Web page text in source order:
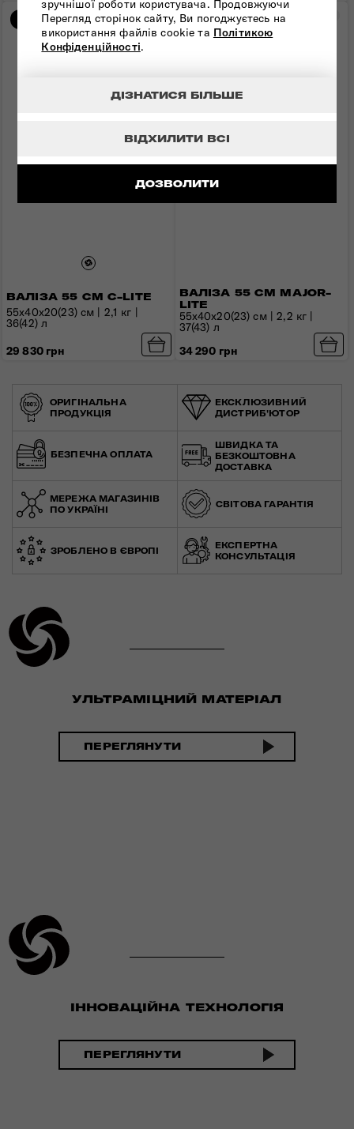
зручнішої роботи користувача. Продовжуючи
Перегляд сторінок сайту, Ви погоджуєтесь на
використання файлів cookie та Політикою
Конфіденційності.
ДОЗВОЛИТИ
ВІДХИЛИТИ ВСІ
ДІЗНАТИСЯ БІЛЬШЕ
ВАЛІЗА 55 СМ C-LITE
Порівняти
55х40х20(23) см | 2,1 кг |
36(42) л
29 830 грн
ВАЛІЗА 55 СМ MAJOR-
LITE
55x40x20(23) см | 2,2 кг |
37(43) л
34 290 грн
ОРИГІНАЛЬНА
ПРОДУКЦІЯ
ЕКСКЛЮЗИВНИЙ
ДИСТРИБ'ЮТОР
БЕЗПЕЧНА ОПЛАТА
ШВИДКА ТА
БЕЗКОШТОВНА
ДОСТАВКА
МЕРЕЖА МАГАЗИНІВ
ПО УКРАЇНІ
СВІТОВА ГАРАНТІЯ
ЗРОБЛЕНО В ЄВРОПІ
ЕКСПЕРТНА
КОНСУЛЬТАЦІЯ
УЛЬТРАМІЦНИЙ МАТЕРІАЛ
ПЕРЕГЛЯНУТИ
ІННОВАЦІЙНА ТЕХНОЛОГІЯ
ПЕРЕГЛЯНУТИ